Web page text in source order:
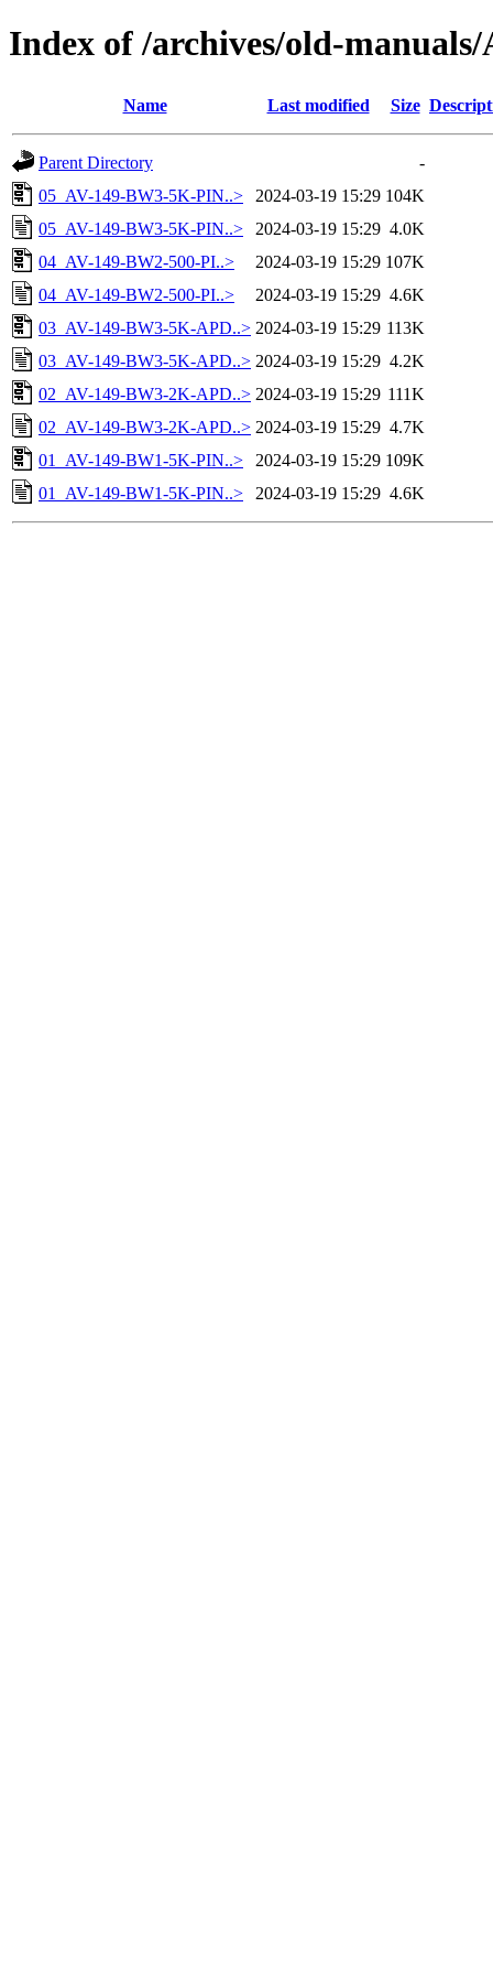
Index of /archives/old-
Name Last modified Size
Parent Directory
-
05_AV-149-BW3-5K-PIN..>
2024-03-19 15:29 104K
05_AV-149-BW3-5K-PIN..>
2024-03-19 15:29 4.0K
04_AV-149-BW2-500-PI..>
2024-03-19 15:29 107K
04_AV-149-BW2-500-PI..>
2024-03-19 15:29 4.6K
03_AV-149-BW3-5K-APD..> 2024-03-19 15:29 113K
03_AV-149-BW3-5K-APD..> 2024-03-19 15:29 4.2K
02_AV-149-BW3-2K-APD..> 2024-03-19 15:29 111K
02_AV-149-BW3-2K-APD..> 2024-03-19 15:29 4.7K
01_AV-149-BW1-5K-PIN..>
2024-03-19 15:29 109K
01_AV-149-BW1-5K-PIN..>
2024-03-19 15:29 4.6K